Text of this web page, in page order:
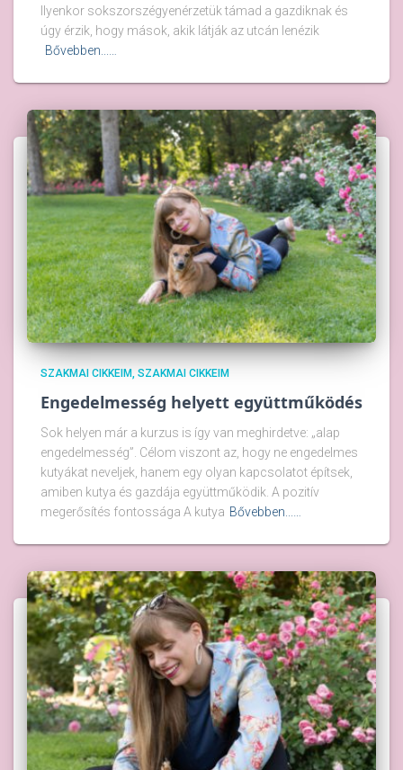
Ilyenkor sokszorszégyenérzetük támad a gazdiknak és
úgy érzik, hogy mások, akik látják az utcán lenézik
Bővebben...…
SZAKMAI CIKKEIM SZAKMAI CIKKEIM
Engedelmesség helyett együttműködés
Sok helyen már a kurzus is így van meghirdetve: „alap
engedelmesség”. Célom viszont az, hogy ne engedelmes
kutyákat neveljek, hanem egy olyan kapcsolatot építsek,
amiben kutya és gazdája együttműködik. A pozitív
megerősítés fontossága A kutya Bővebben...…